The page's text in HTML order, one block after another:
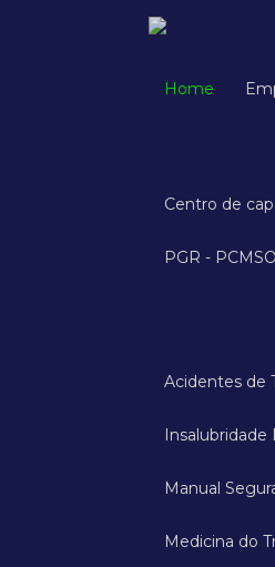
Home
Centro de
PGR -
Acidentes
Manual
Medicina do